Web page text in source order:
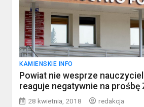
KAMIENSKIE INFO
Powiat nie wesprze
reaguje negatywnie na prośbę
28 kwietnia, 2018 redakcja